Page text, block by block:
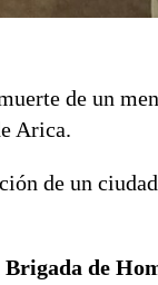
de un
Arica.
de un
Brigada de